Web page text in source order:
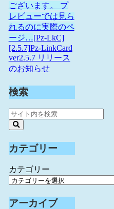
ございます。 プ
レビューでは見ら
れるのに実際のペ
ージ…[Pz-LkC]
[2.5.7]Pz-LinkCard
ver2.5.7 リリース
のお知らせ
検索
カテゴリー
カテゴリー
アーカイブ